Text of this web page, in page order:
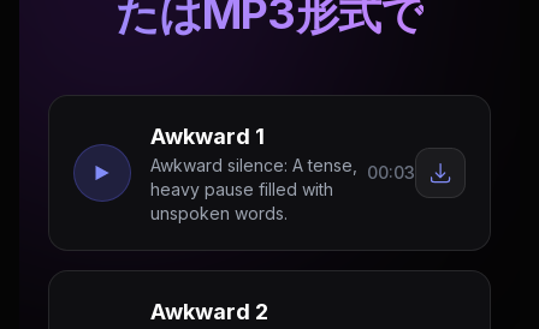
たはMP3形式で
Awkward 1
Awkward silence: A tense,
heavy pause filled with
unspoken words.
00:03
Awkward 2